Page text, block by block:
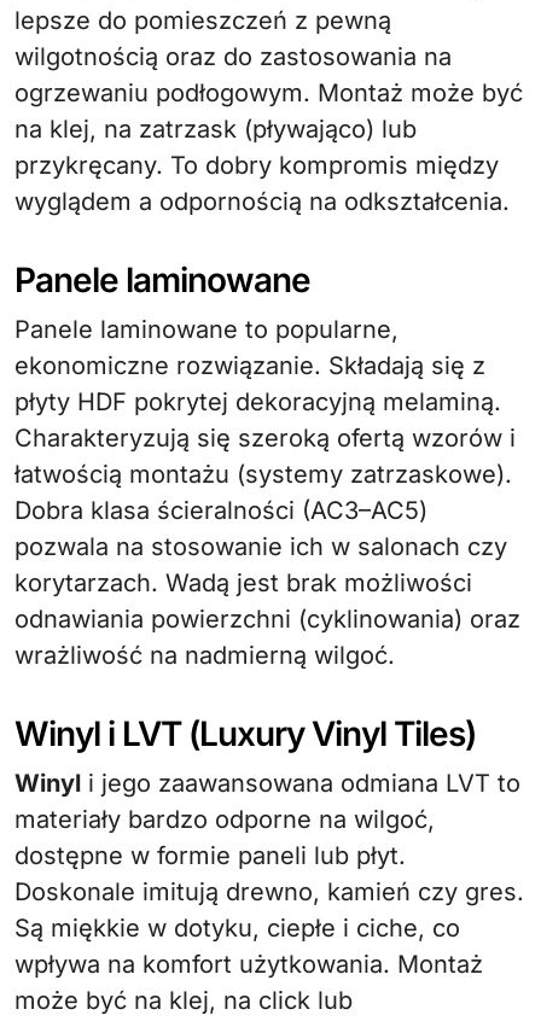
lepsze do pomieszczeń z pewną
wilgotnością oraz do zastosowania na
ogrzewaniu podłogowym. Montaż może być
na klej, na zatrzask (pływająco) lub
przykręcany. To dobry kompromis między
wyglądem a odpornością na odkształcenia.
Panele laminowane
Panele laminowane to popularne,
ekonomiczne rozwiązanie. Składają się z
płyty HDF pokrytej dekoracyjną melaminą.
Charakteryzują się szeroką ofertą wzorów i
łatwością montażu (systemy zatrzaskowe).
Dobra klasa ścieralności (AC3–AC5)
pozwala na stosowanie ich w salonach czy
korytarzach. Wadą jest brak możliwości
odnawiania powierzchni (cyklinowania) oraz
wrażliwość na nadmierną wilgoć.
Winyl i LVT (Luxury Vinyl Tiles)
Winyl i jego zaawansowana odmiana LVT to
materiały bardzo odporne na wilgoć,
dostępne w formie paneli lub płyt.
Doskonale imitują drewno, kamień czy gres.
Są miękkie w dotyku, ciepłe i ciche, co
wpływa na komfort użytkowania. Montaż
może być na klej, na click lub